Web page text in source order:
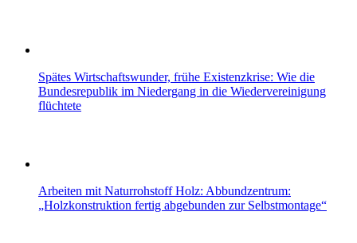
Spätes Wirtschaftswunder, frühe Existenzkrise: Wie die
Bundesrepublik im Niedergang in die Wiedervereinigung
flüchtete
Arbeiten mit Naturrohstoff Holz: Abbundzentrum:
„Holzkonstruktion fertig abgebunden zur Selbstmontage“